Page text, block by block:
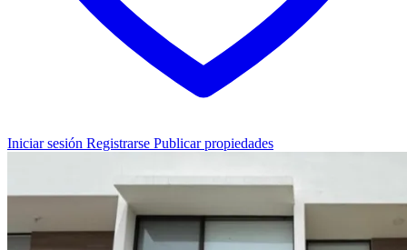
Iniciar sesión Registrarse Publicar propiedades